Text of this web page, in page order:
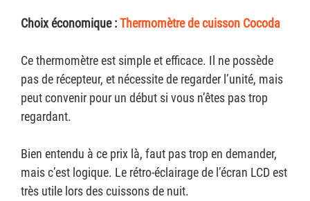
Choix économique :Thermomètre de cuisson Cocoda
Ce thermomètre est simple et efficace. Il ne possède
pas de récepteur, et nécessite de regarder l’unité, mais
peut convenir pour un début si vous n’êtes pas trop
regardant.
Bien entendu à ce prix là, faut pas trop en demander,
mais c’est logique. Le rétro-éclairage de l’écran LCD est
très utile lors des cuissons de nuit.